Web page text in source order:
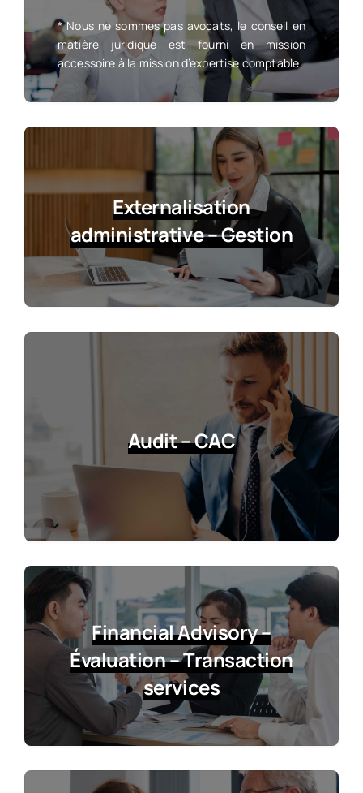
* Nous ne sommes pas avocats, le conseil en
matière juridique est fourni en mission
accessoire à la mission d’expertise comptable
Externalisation
administrative – Gestion
Audit – CAC
Financial Advisory –
Évaluation – Transaction
services